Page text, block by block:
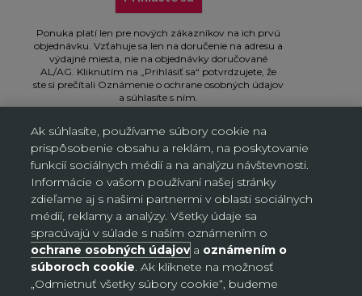
Ponuka platí len pre nových zákazníkov na ich prvú
objednávku. Vzťahuje sa len na doručenie na adresu a
výdajné miesta, nie na objednávky doručované
AL/AG. Kliknutím na „Prihlásiť sa“ potvrdzujete, že
ste si prečítali Oznámenie o ochrane osobných údajov
a súhlasíte s ním.
Nastavenia súborov cookie
Slovensko (EUR €)
Krajina
Bosna a Hercegovina (BAM КМ)
Ak súhlasíte, používame súbory cookie na
prispôsobenie obsahu a reklám, na poskytovanie
funkcií sociálnych médií a na analýzu návštevnosti.
Informácie o vašom používaní našej stránky
zdieľame aj s našimi partnermi v oblasti sociálnych
médií, reklamy a analýzy. Všetky údaje sa
spracúvajú v súlade s naším oznámením o
ochrane osobných údajov a oznámením o
súboroch cookie. Ak kliknete na možnosť
„Odmietnuť všetky súbory cookie“, budeme